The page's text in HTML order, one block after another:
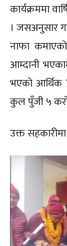
कार्यक्रममा
। जसअनुसार
नाफा
आम्दानी
भएको आर्थिक
कुल पुँजी ५
उक्त